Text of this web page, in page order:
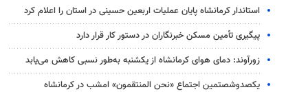
استاندار کرمانشاه پایان عملیات اربعین حسینی در استان را اعلام کرد
پیگیری تأمین مسکن خبرنگاران در دستور کار قرار دارد
زورآوند: دمای هوای کرمانشاه از یکشنبه به‌طور نسبی کاهش می‌یابد
یکصدوشصتمین اجتماع «نحن المنتقمون» امشب در کرمانشاه